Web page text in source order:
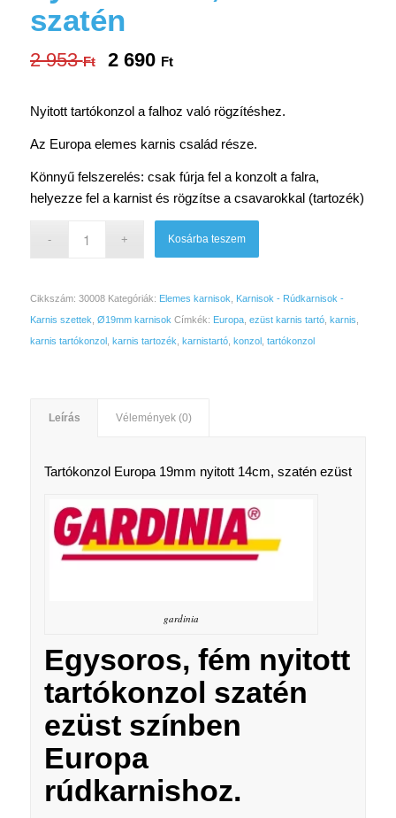
szatén
2 953Ft
Original
953 Ft.
2 690 FtCurrent
690 Ft.
Nyitott tartókonzol a falhoz való rögzítéshez.
Az Europa elemes karnis család része.
Könnyű felszerelés: csak fúrja fel a konzolt a falra,
helyezze fel a karnist és rögzítse a csavarokkal (tartozék)
Kosárba teszem
Cikkszám: 30008 Kategóriák: Elemes karnisok
Karnisok - Rúdkarnisok -
Karnis szettek Ø19mm karnisok Címkék: Europa, ezüst karnis tartó, karnis
karnis tartókonzol, karnis tartozék karnistartó, konzol, tartókonzol
Leírás Vélemények (0)
Tartókonzol Europa 19mm nyitott 14cm, szatén ezüst
gardinia
Egysoros, fém nyitott
tartókonzol szatén
ezüst színben
Europa
rúdkarnishoz.